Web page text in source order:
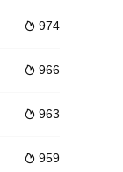
国KB
 974
 966
 963
 959